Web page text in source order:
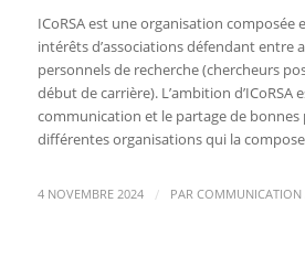
ICoRSA est une organisation composée
intérêts d’associations défendant entre
personnels de recherche (chercheurs
début de carrière). L’ambition d’ICoRSA
communication et le partage de bonnes
différentes organisations qui la
4 NOVEMBRE 2024 / PAR COMMUNICATION